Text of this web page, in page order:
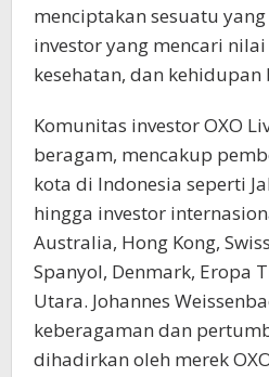
menciptakan sesuatu
investor yang mencari
kesehatan, dan
Komunitas investor OXO
beragam, mencakup
kota di Indonesia seperti
hingga investor
Australia, Hong Kong,
Spanyol, Denmark, Eropa
Utara. Johannes
keberagaman dan
dihadirkan oleh merek